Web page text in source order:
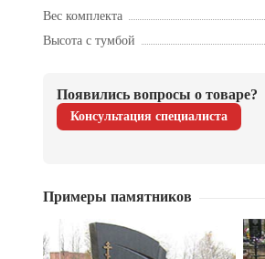
Вес комплекта
Высота с тумбой
Появились вопросы о товаре?
Консультация специалиста
Примеры памятников